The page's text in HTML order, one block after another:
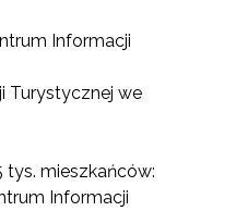
Informacji
Turystycznej we
tys. mieszkańców:
Informacji